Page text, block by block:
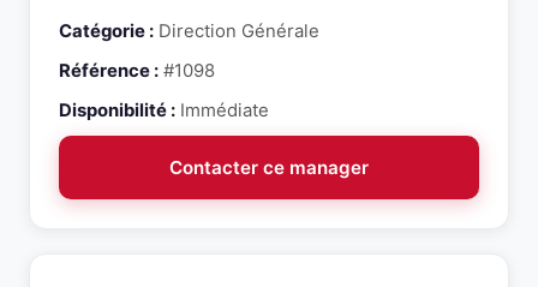
Catégorie : Direction Générale
Référence : #1098
Disponibilité : Immédiate
Contacter ce manager